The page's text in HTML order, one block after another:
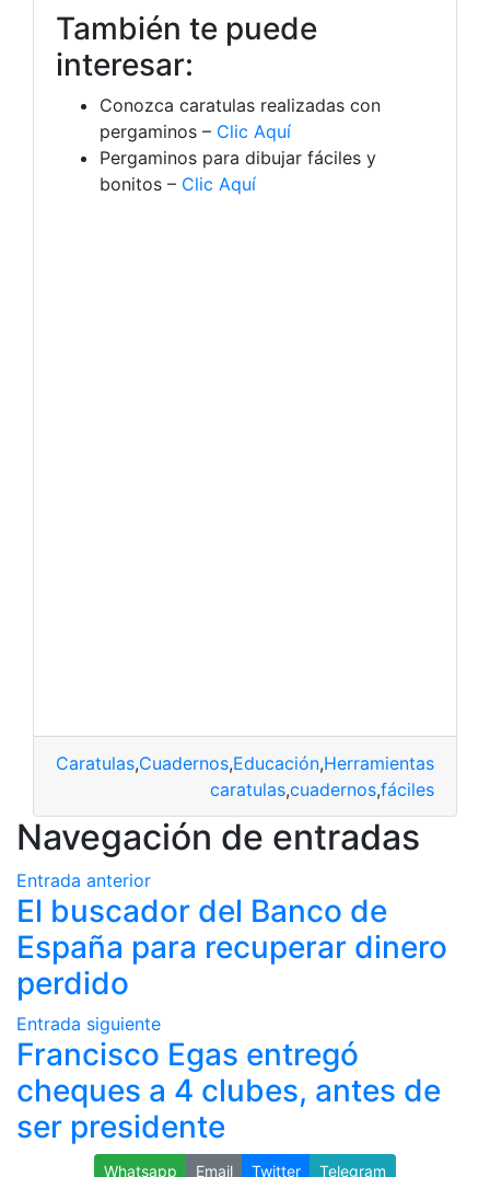
También te puede
interesar:
Conozca caratulas realizadas con
pergaminos – Clic Aquí
Pergaminos para dibujar fáciles y
bonitos – Clic Aquí
Caratulas,Cuadernos,Educación,Herramientas
caratulas,cuadernos,fáciles
Navegación de entradas
Entrada anterior
El buscador del Banco de
España para recuperar dinero
perdido
Entrada siguiente
Francisco Egas entregó
cheques a 4 clubes, antes de
ser presidente
Whatsapp Email Twitter Telegram